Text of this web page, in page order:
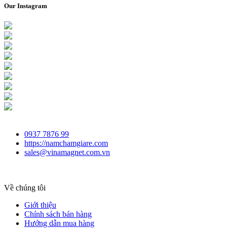
Our Instagram
0937 7876 99
https://namchamgiare.com
sales@vinamagnet.com.vn
Về chúng tôi
Giới thiệu
Chính sách bán hàng
Hướng dẫn mua hàng